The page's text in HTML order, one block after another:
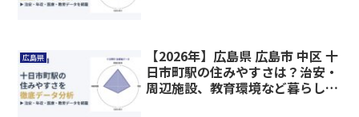
広島県
【2026年】広島県 広島市 中区 十
日市町駅の住みやすさは？治安・
周辺施設、教育環境など暮らしに